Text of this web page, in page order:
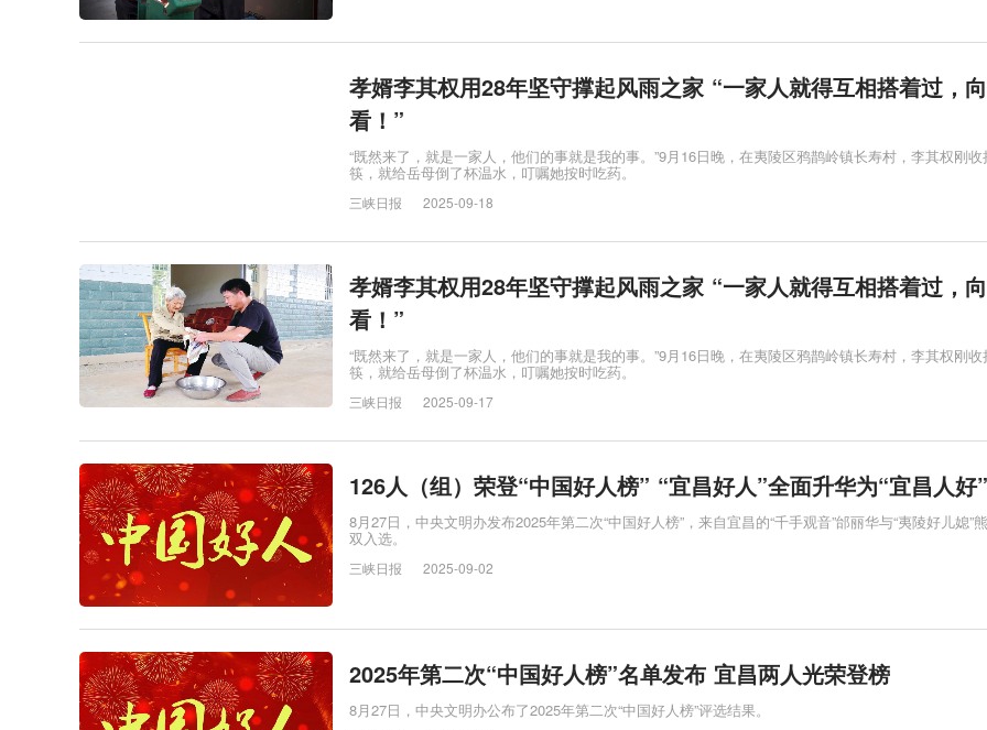
孝婿李其权用28年坚守撑起风雨之家 “一家人就得互相搭着过，
看！”
“既然来了，就是一家人，他们的事就是我的事。”9月16日晚，在夷陵区鸦鹊岭镇长寿村，李其权刚
筷，就给岳母倒了杯温水，叮嘱她按时吃药。
三峡日报 2025-09-18
孝婿李其权用28年坚守撑起风雨之家 “一家人就得互相搭着过，
看！”
“既然来了，就是一家人，他们的事就是我的事。”9月16日晚，在夷陵区鸦鹊岭镇长寿村，李其权刚
筷，就给岳母倒了杯温水，叮嘱她按时吃药。
三峡日报 2025-09-17
126人（组）荣登“中国好人榜” “宜昌好人”全面升华为“宜昌人好”
8月27日，中央文明办发布2025年第二次“中国好人榜”，来自宜昌的“千手观音”邰丽华与“夷陵好儿媳”
双入选。
三峡日报 2025-09-02
2025年第二次“中国好人榜”名单发布 宜昌两人光荣登榜
8月27日，中央文明办公布了2025年第二次“中国好人榜”评选结果。